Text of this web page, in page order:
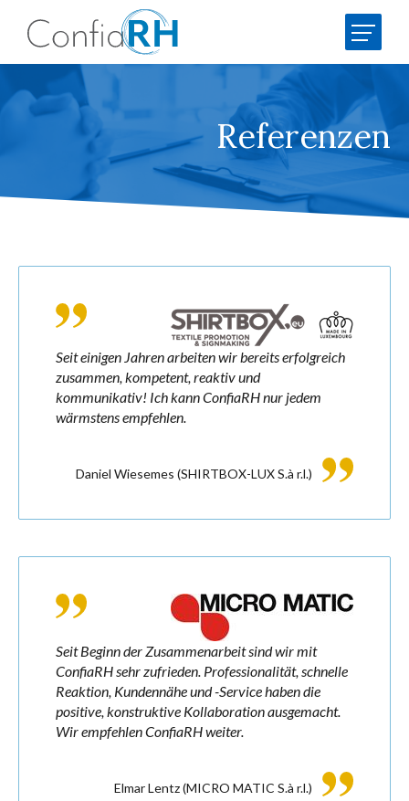
Leistungen
Recruiting Kofinanzierung Weiterbildung
AECdisc® Potenzialanalyse
Team
Referenzen
HR Insights
Referenzen
Seit einigen Jahren arbeiten wir bereits erfolgreich
zusammen, kompetent, reaktiv und
kommunikativ! Ich kann ConfiaRH nur jedem
wärmstens empfehlen.
Daniel Wiesemes (SHIRTBOX-LUX S.à r.l.)
Seit Beginn der Zusammenarbeit sind wir mit
ConfiaRH sehr zufrieden. Professionalität, schnelle
Reaktion, Kundennähe und -Service haben die
positive, konstruktive Kollaboration ausgemacht.
Wir empfehlen ConfiaRH weiter.
Elmar Lentz(MICRO MATIC S.à r.l.)